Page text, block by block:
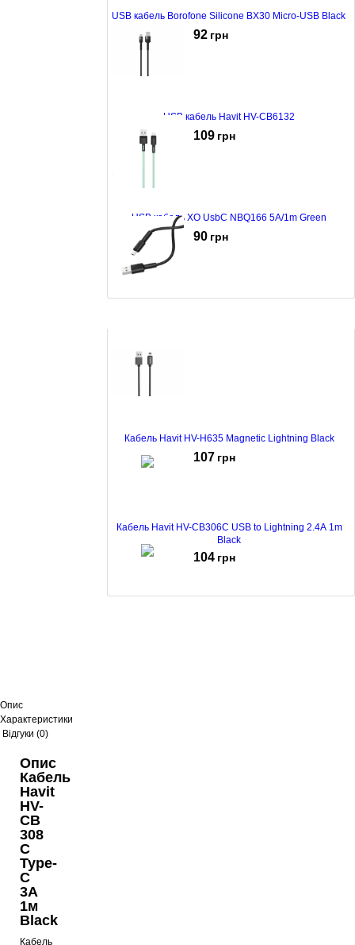
USB кабель Borofone Silicone BX30 Micro-USB Black
92 грн
USB кабель Havit HV-CB6132
109 грн
USB кабель XO UsbC NBQ166 5A/1m Green
90 грн
Кабель Havit HV-H635 Magnetic Lightning Black
107 грн
Кабель Havit HV-CB306C USB to Lightning 2.4A 1m
Black
104 грн
Опис
Характеристики
Відгуки (0)
Опис
Кабель
Havit
HV-
CB
308
C
Type-
C
3А
1м
Black
Кабель